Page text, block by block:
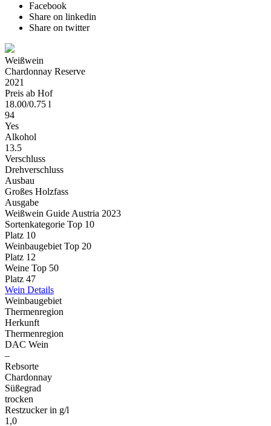
Facebook
Share on linkedin
Share on twitter
Weißwein
Chardonnay Reserve
2021
Preis ab Hof
18.00/0.75 l
94
Yes
Alkohol
13.5
Verschluss
Drehverschluss
Ausbau
Großes Holzfass
Ausgabe
Weißwein Guide Austria 2023
Sortenkategorie Top 10
Platz 10
Weinbaugebiet Top 20
Platz 12
Weine Top 50
Platz 47
Wein Details
Weinbaugebiet
Thermenregion
Herkunft
Thermenregion
DAC Wein
–
Rebsorte
Chardonnay
Süßegrad
trocken
Restzucker in g/l
1,0